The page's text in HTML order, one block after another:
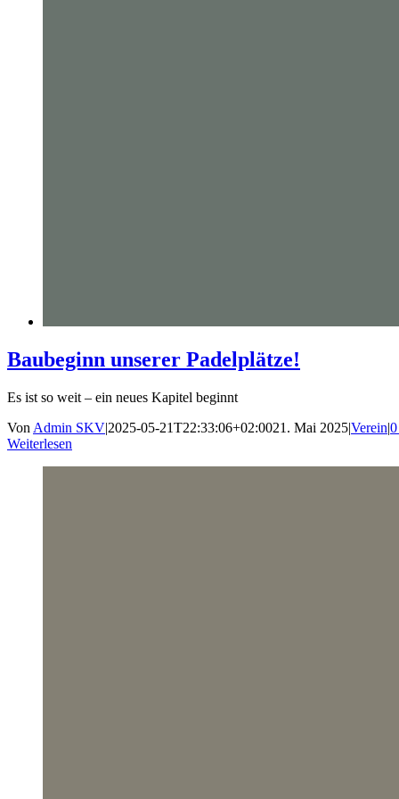
Baubeginn unserer Padelplätze!
Es ist so weit – ein neues Kapitel beginnt
Von Admin SKV|2025-05-21T22:33:06+02:0021. Mai 2025|Verein|
Weiterlesen